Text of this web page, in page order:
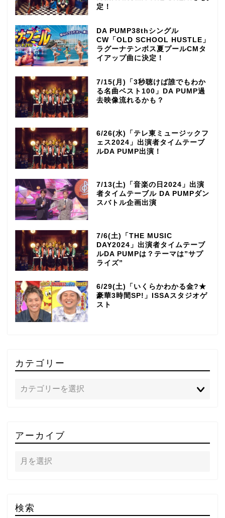
定！
DA PUMP38thシングル
CW「OLD SCHOOL HUSTLE」
ラグーナテンボス夏プールCMタ
イアップ曲に決定！
7/15(月)「3秒聴けば誰でもわか
る名曲ベスト100」DA PUMP過
去映像流れるかも？
6/26(水)「テレ東ミュージックフ
ェス2024」出演者タイムテーブ
ルDA PUMP出演！
7/13(土)「音楽の日2024」出演
者タイムテーブル DA PUMPダン
スバトル企画出演
7/6(土)「THE MUSIC
DAY2024」出演者タイムテーブ
ルDA PUMPは？テーマは”サプ
ライズ”
6/29(土)「いくらかわかる金?★
豪華3時間SP!」ISSAスタジオゲ
スト
カテゴリー
アーカイブ
検索
～DA PUMP YORIの晴れ